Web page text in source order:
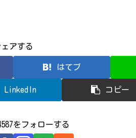
ェアする
はてブ
LinkedIn コピー
をフォローする